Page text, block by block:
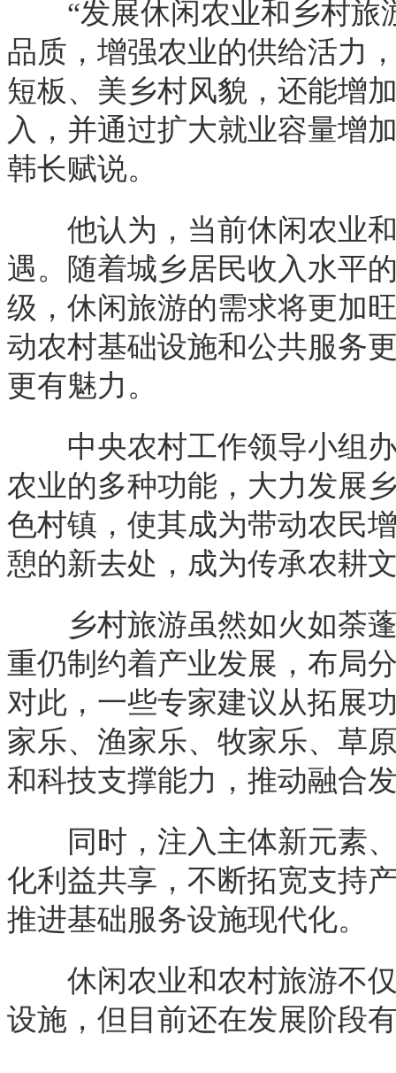
“发展休闲农业和乡村旅
品质，增强农业的供给活力
短板、美乡村风貌，还能增
入，并通过扩大就业容量增
韩长赋说。
他认为，当前休闲农业和
遇。随着城乡居民收入水平
级，休闲旅游的需求将更加
动农村基础设施和公共服务
更有魅力。
中央农村工作领导小组办
农业的多种功能，大力发展
色村镇，使其成为带动农民
憩的新去处，成为传承农耕
乡村旅游虽然如火如荼蓬
重仍制约着产业发展，布局
对此，一些专家建议从拓展
家乐、渔家乐、牧家乐、草
和科技支撑能力，推动融合
同时，注入主体新元素、
化利益共享，不断拓宽支持
推进基础服务设施现代化。
休闲农业和农村旅游不仅
设施，但目前还在发展阶段